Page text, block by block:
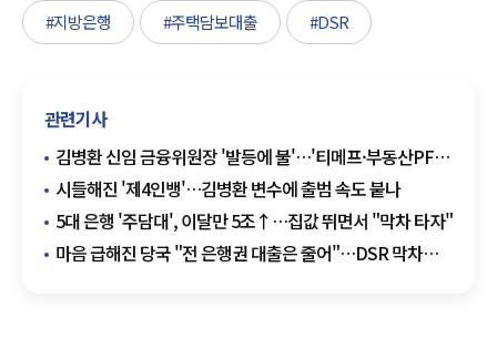
#지방은행 #주택담보대출 #DSR
관련기사
김병환 신임 금융위원장 '발등에 불'…'티메프·부동산PF'
해결법은
시들해진 '제4인뱅'…김병환 변수에 출범 속도 붙나
5대 은행 '주담대', 이달만 5조↑…집값 뛰면서 "막차 타자"
마음 급해진 당국 "전 은행권 대출은 줄어"…DSR 막차